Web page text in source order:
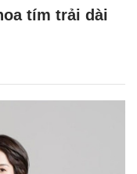
tím trải dài